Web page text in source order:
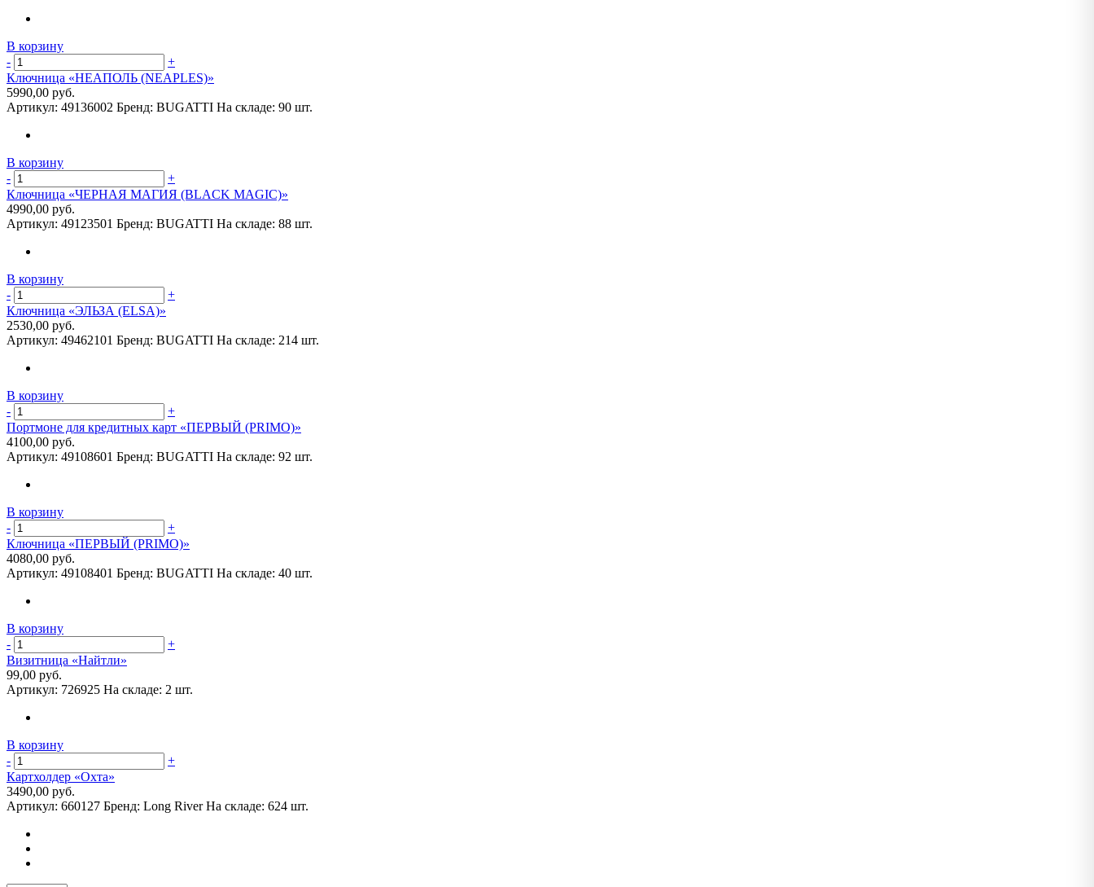
В корзину
-
+
Ключница «НЕАПОЛЬ (NEAPLES)»
5990,00 руб.
Артикул: 49136002 Бренд: BUGATTI На складе: 90 шт.
В корзину
-
+
Ключница «ЧЕРНАЯ МАГИЯ (BLACK MAGIC)»
4990,00 руб.
Артикул: 49123501 Бренд: BUGATTI На складе: 88 шт.
В корзину
-
+
Ключница «ЭЛЬЗА (ELSA)»
2530,00 руб.
Артикул: 49462101 Бренд: BUGATTI На складе: 214 шт.
В корзину
-
+
Портмоне для кредитных карт «ПЕРВЫЙ (PRIMO)»
4100,00 руб.
Артикул: 49108601 Бренд: BUGATTI На складе: 92 шт.
В корзину
-
+
Ключница «ПЕРВЫЙ (PRIMO)»
4080,00 руб.
Артикул: 49108401 Бренд: BUGATTI На складе: 40 шт.
В корзину
-
+
Визитница «Найтли»
99,00 руб.
Артикул: 726925 На складе: 2 шт.
В корзину
-
+
Картхолдер «Охта»
3490,00 руб.
Артикул: 660127 Бренд: Long River На складе: 624 шт.